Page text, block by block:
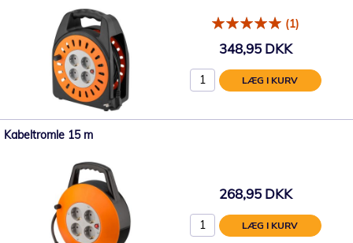
(1)
348,95 DKK
LÆG I KURV
Kabeltromle 15 m
268,95 DKK
LÆG I KURV